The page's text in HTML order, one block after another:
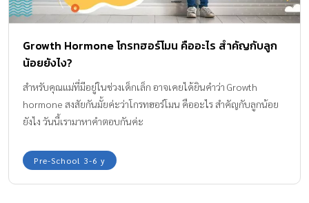
Growth Hormone โกรทฮอร์โมน คืออะไร สำคัญกับลูก
น้อยยังไง?
สำหรับคุณแม่ที่มีอยู่ในช่วงเด็กเล็ก อาจเคยได้ยินคำว่า Growth
hormone สงสัยกันมั้ยค่ะว่าโกรทฮอร์โมน คืออะไร สำคัญกับลูกน้อย
ยังไง วันนี้เรามาหาคำตอบกันค่ะ
Pre-School 3-6 y